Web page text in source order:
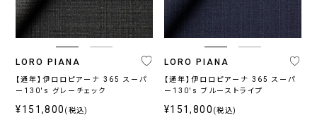
LORO PIANA
【通年】伊ロロピアーナ 365 スーパ
ー130's グレーチェック
¥151,800 (税込)
LORO PIANA
【通年】伊ロロピアーナ 365 スーパ
ー130's ブルーストライプ
¥151,800 (税込)